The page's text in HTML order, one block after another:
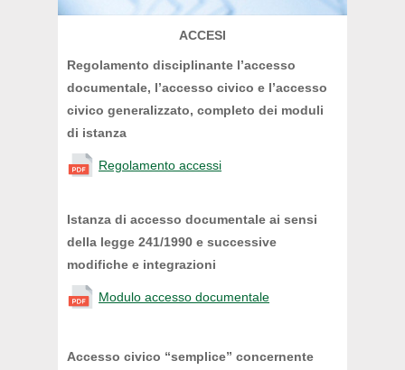
ACCESI
Regolamento disciplinante l’accesso
documentale, l’accesso civico e l’accesso
civico generalizzato, completo dei moduli
di istanza
Regolamento accessi
Istanza di accesso documentale ai sensi
della legge 241/1990 e successive
modifiche e integrazioni
Modulo accesso documentale
Accesso civico “semplice” concernente